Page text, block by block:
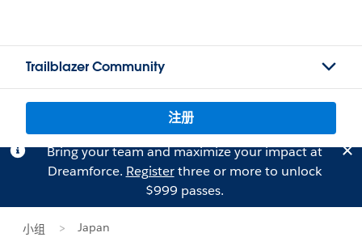
Trailblazer Community
注册
Bring your team and maximize your impact at
Dreamforce. Registerthree or more to unlock
$999 passes.
小组
Japan